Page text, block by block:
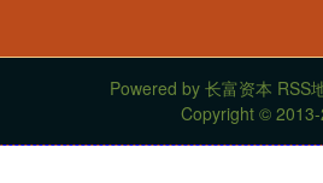
Powered by 长富资本 RSS
Copyright ©